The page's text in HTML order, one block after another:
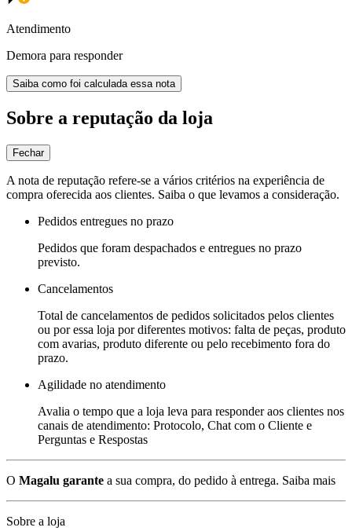
Atendimento
Demora para responder
Saiba como foi calculada essa nota
Sobre a reputação da loja
Fechar
A nota de reputação refere-se a vários critérios na experiência de
compra oferecida aos clientes. Saiba o que levamos a consideração.
Pedidos entregues no prazo
Pedidos que foram despachados e entregues no prazo
previsto.
Cancelamentos
Total de cancelamentos de pedidos solicitados pelos clientes
ou por essa loja por diferentes motivos: falta de peças, produto
com avarias, produto diferente ou pelo recebimento fora do
prazo.
Agilidade no atendimento
Avalia o tempo que a loja leva para responder aos clientes nos
canais de atendimento: Protocolo, Chat com o Cliente e
Perguntas e Respostas
O Magalu garante a sua compra, do pedido à entrega. Saiba mais
Sobre a loja